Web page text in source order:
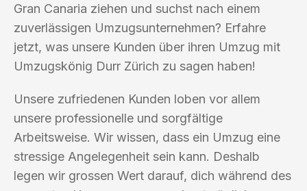
Gran Canaria ziehen und suchst nach einem
zuverlässigen Umzugsunternehmen? Erfahre
jetzt, was unsere Kunden über ihren Umzug mit
Umzugskönig Durr Zürich zu sagen haben!
Unsere zufriedenen Kunden loben vor allem
unsere professionelle und sorgfältige
Arbeitsweise. Wir wissen, dass ein Umzug eine
stressige Angelegenheit sein kann. Deshalb
legen wir grossen Wert darauf, dich während des